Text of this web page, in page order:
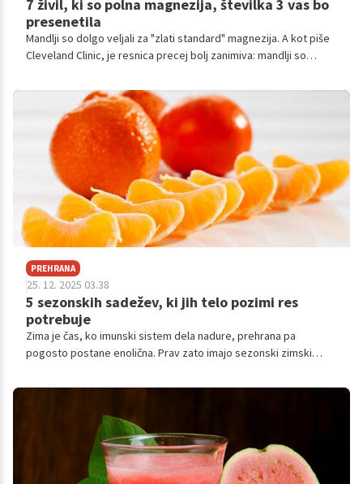
7 živil, ki so polna magnezija, številka 3 vas bo
presenetila
Mandlji so dolgo veljali za "zlati standard" magnezija. A kot piše
Cleveland Clinic, je resnica precej bolj zanimiva: mandlji so
PREHRANA
25. 12. 2025 03.38
5 sezonskih sadežev, ki jih telo pozimi res
potrebuje
Zima je čas, ko imunski sistem dela nadure, prehrana pa
pogosto postane enolična. Prav zato imajo sezonski zimski